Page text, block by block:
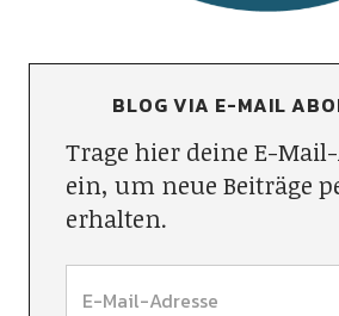
BLOG VIA E-MAIL
Trage hier deine E-
ein, um neue Beiträge
erhalten.